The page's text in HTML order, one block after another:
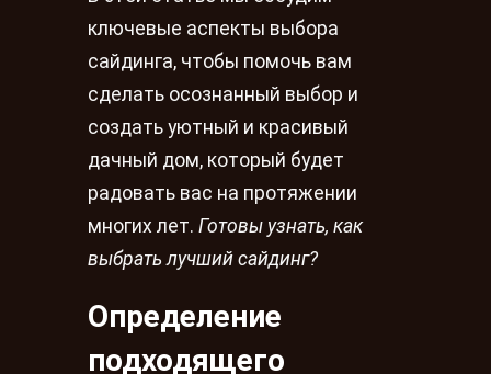
ключевые аспекты выбора
сайдинга, чтобы помочь вам
сделать осознанный выбор и
создать уютный и красивый
дачный дом, который будет
радовать вас на протяжении
многих лет. Готовы узнать, как
выбрать лучший сайдинг?
Определение
подходящего